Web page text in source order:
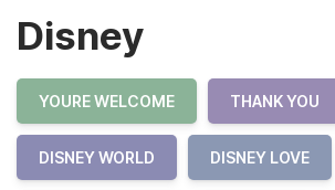
Disney
YOURE WELCOME THANK YOU
DISNEY WORLD DISNEY LOVE